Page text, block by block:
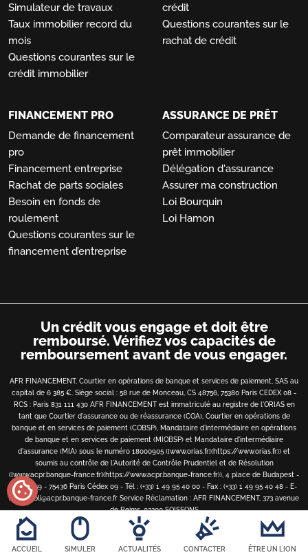
Simulateur de travaux
Taux immobilier record du
mois
Questions courantes sur le
crédit immobilier
crédit
Questions courantes sur le
rachat de crédit
FINANCEMENT PRO
Demande de financement
pro
Financement entreprise
Rachat de parts sociales
Besoin en fonds de
roulement
Questions courantes sur le
financement d’entreprise
ASSURANCE DE PRÊT
Comparateur assurance de
prêt immobilier
Délégation d'assurance
Assurer ma construction
Loi Bourquin
Loi Hamon
Un crédit vous engage et doit être
remboursé. Vérifiez vos capacités de
remboursement avant de vous engager.
AFR FINANCEMENT, Courtier en opérations de banque et services de paiement, SAS au
capital de 6 385 €. Siège social : 58 rue de Monceau, CS 48756, 75380 Paris CEDEX 08 -
RCS : Paris 831 111 430 AFR FINANCEMENT est immatriculé au registre de l'ORIAS en
tant que Courtier d'assurance ou de réassurance (COA), Courtier en opérations de
banque et en services de paiement (COBSP), Mandataire d'intermédiaire en opérations
de banque et en services de paiement (MIOBSP) et Mandataire d'intermédiaire
d'assurance (MIA) sous le numéro 18000905 ([www.orias.fr](https://www.orias.fr)) et
soumis au contrôle de l'Autorité de Contrôle Prudentiel et de Résolution
([www.acpr.banque-france.fr](https://www.acpr.banque-france.fr)), 4 place de Budapest -
CS 92459 - 75436 Paris Cédex 09 - Tél : (+33) 1 49 95 40 00 - Fax : (+33) 1 49 95 40 48 - E-
mail : bibli@acpr.banque-france.fr Service Réclamation : AFR FINANCEMENT, 373 avenue
de Reims, 02200 SOISSONS
Copyright©2026 • AFR financement • Tous droits réservés
ACCUEIL SIMULER ACTUALITÉS CONTACTER ÊTRE UN LION
cookie